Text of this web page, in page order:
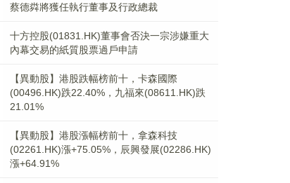
蔡德粦將獲任執行董事及行政總裁
十方控股(01831.HK)董事會否決一宗涉嫌重大
內幕交易的紙質股票過戶申請
【異動股】港股跌幅榜前十，卡森國際
(00496.HK)跌22.40%，九福來(08611.HK)跌
21.01%
【異動股】港股漲幅榜前十，拿森科技
(02261.HK)漲+75.05%，辰興發展(02286.HK)
漲+64.91%